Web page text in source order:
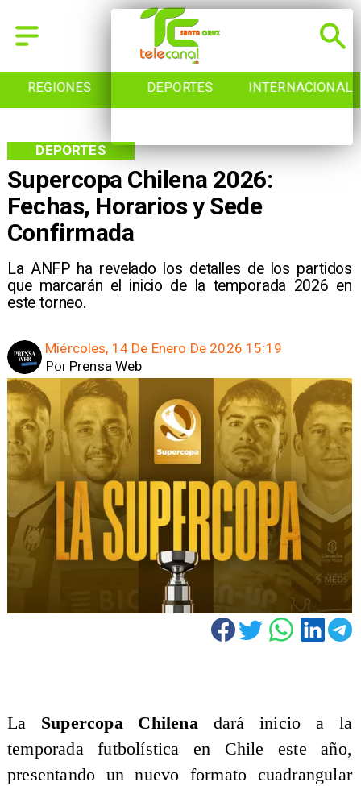
REGIONES DEPORTES INTERNACIONAL
Supercopa Chilena 2026:
Fechas, Horarios y Sede
Confirmada
La ANFP ha revelado los detalles de los partidos
que marcarán el inicio de la temporada 2026 en
este torneo.
DEPORTES
Miércoles, 14 De Enero De 2026 15:19
Prensa Web
Por
La Supercopa Chilenadará inicio a la
temporada futbolística en Chile este año,
presentando un nuevo formato cuadrangular